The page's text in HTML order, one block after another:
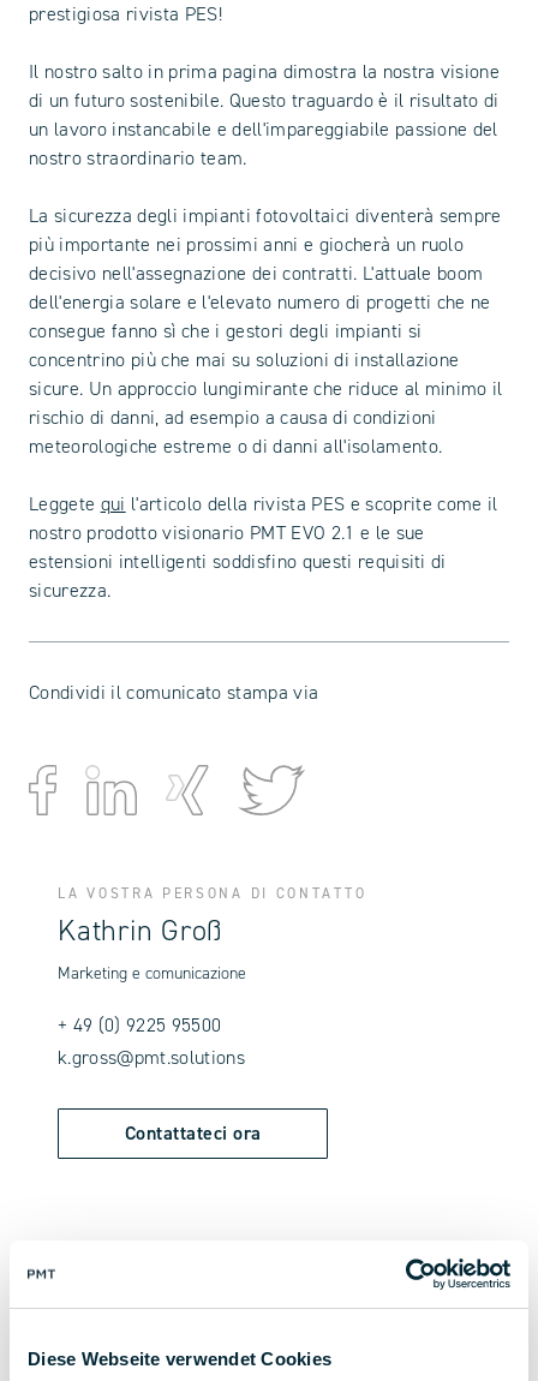
Diese Webseite verwendet Cookies
prestigiosa rivista PES!
Il nostro salto in prima pagina dimostra la nostra visione
di un futuro sostenibile. Questo traguardo è il risultato di
un lavoro instancabile e dell'impareggiabile passione del
nostro straordinario team.
La sicurezza degli impianti fotovoltaici diventerà sempre
più importante nei prossimi anni e giocherà un ruolo
decisivo nell'assegnazione dei contratti. L'attuale boom
dell'energia solare e l'elevato numero di progetti che ne
consegue fanno sì che i gestori degli impianti si
concentrino più che mai su soluzioni di installazione
sicure. Un approccio lungimirante che riduce al minimo il
rischio di danni, ad esempio a causa di condizioni
meteorologiche estreme o di danni all'isolamento.
Leggete qui l'articolo della rivista PES e scoprite come il
nostro prodotto visionario PMT EVO 2.1 e le sue
estensioni intelligenti soddisfino questi requisiti di
sicurezza.
Condividi il comunicato stampa via
LA VOSTRA PERSONA DI CONTATTO
Kathrin Groß
Marketing e comunicazione
+ 49 (0) 9225 95500
k.gross@pmt.solutions
Contattateci ora